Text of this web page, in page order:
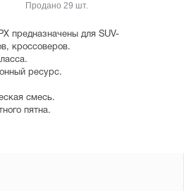
предназначены для SUV-
кроссоверов.
ресурс.
смесь.
пятна.
Продано 29 шт.